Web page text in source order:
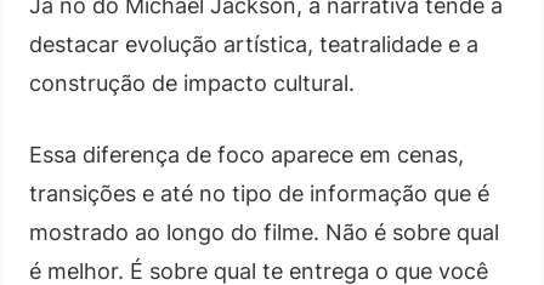
Já no do Michael Jackson, a narrativa tende a
destacar evolução artística, teatralidade e a
construção de impacto cultural.
Essa diferença de foco aparece em cenas,
transições e até no tipo de informação que é
mostrado ao longo do filme. Não é sobre qual
é melhor. É sobre qual te entrega o que você